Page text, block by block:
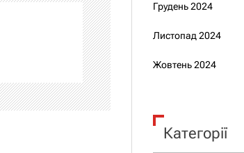
Грудень 2024
Листопад 2024
Жовтень 2024
Категорії